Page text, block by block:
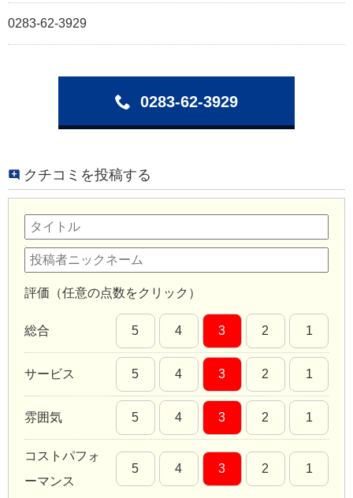
0283-62-3929
0283-62-3929
クチコミを投稿する
評価（任意の点数をクリック）
総合 5 4 3 2 1
サービス 5 4 3 2 1
雰囲気 5 4 3 2 1
コストパフォ
ーマンス
5 4 3 2 1